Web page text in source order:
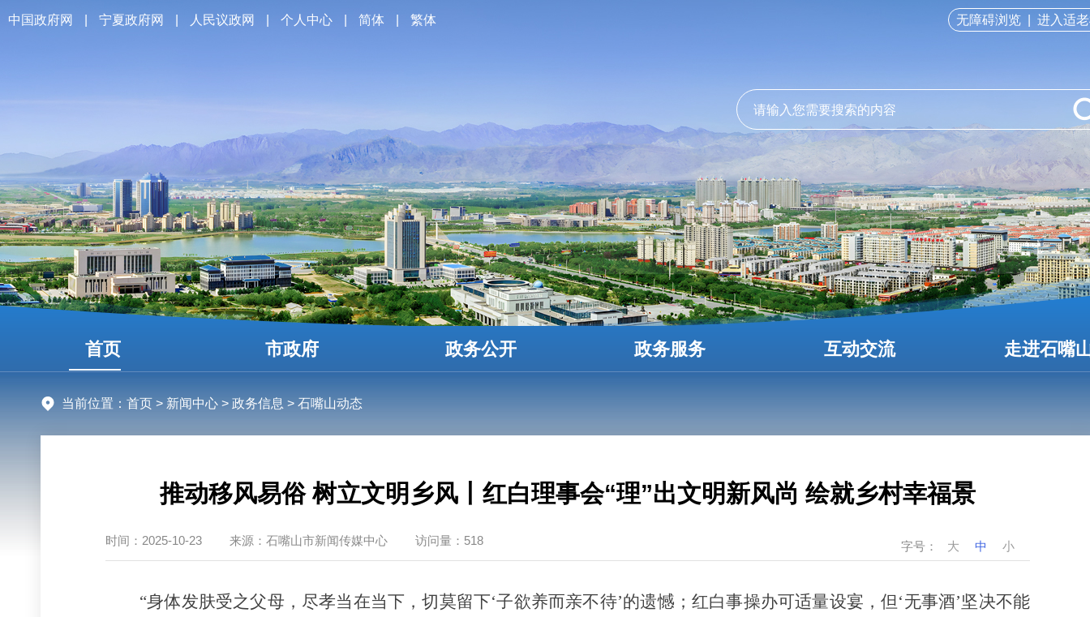
中国政府网 宁夏政府网 人民议政网 个人中心 简体 繁体 无障碍浏览 进入适
首页 市政府 政务公开 政务服务 互动交流 走进石嘴
当前位置： 首页 > 新闻中心 > 政务信息 > 石嘴山动态
推动移风易俗 树立文明乡风丨红白理事会“理”出文明新风尚 绘就乡村幸福景
时间： 2025-10-23 来源： 石嘴山市新闻传媒中心 访问量：518 字号： 大 中 小
“身体发肤受之父母，尽孝当在当下，切莫留下‘子欲养而亲不待’的遗憾；红白事操办可适量设宴，但‘无事酒’坚决不能